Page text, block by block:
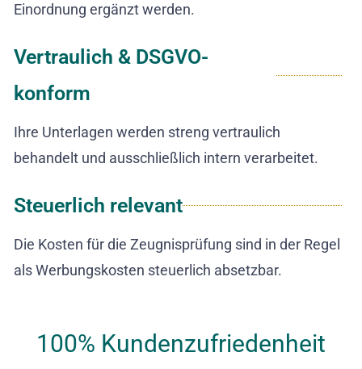
Einordnung ergänzt werden.
Vertraulich & DSGVO-
konform
Ihre Unterlagen werden streng vertraulich
behandelt und ausschließlich intern verarbeitet.
Steuerlich relevant
Die Kosten für die Zeugnisprüfung sind in der Regel
als Werbungskosten steuerlich absetzbar.
100% Kundenzufriedenheit